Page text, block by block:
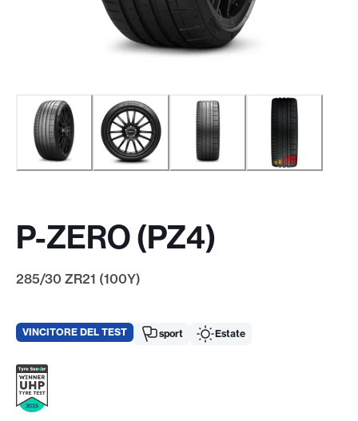
P-ZERO (PZ4)
285/30 ZR21 (100Y)
VINCITORE DEL TEST sport Estate